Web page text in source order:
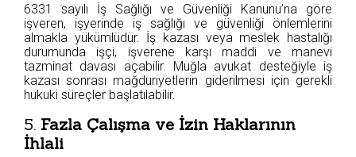
6331 sayılı İş Sağlığı ve Güvenliği Kanunu’na göre
işveren, işyerinde iş sağlığı ve güvenliği önlemlerini
almakla yükümlüdür. İş kazası veya meslek hastalığı
durumunda işçi, işverene karşı maddi ve manevi
tazminat davası açabilir. Muğla avukat desteğiyle iş
kazası sonrası mağduriyetlerin giderilmesi için gerekli
hukuki süreçler başlatılabilir.
5. Fazla Çalışma ve İzin Haklarının
İhlali